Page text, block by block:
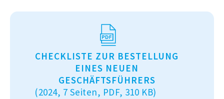
CHECKLISTE ZUR BESTELLUNG
EINES NEUEN
GESCHÄFTSFÜHRERS
(2024, 7 Seiten, PDF, 310 KB)